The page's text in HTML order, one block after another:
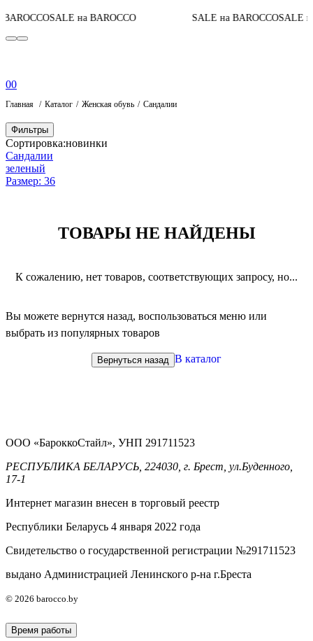
SALE на BAROCCO SALE на BAROCCOSALE на
00
Главная Каталог Женская обувь Сандалии
Фильтры
Сортировка:новинки
Сандалии
зеленый
Размер: 36
ТОВАРЫ НЕ НАЙДЕНЫ
К сожалению, нет товаров, соответствующих запросу, но...
Вы можете вернутся назад, воспользоваться меню или
выбрать из популярных товаров
Вернуться назад В каталог
ООО «БароккоСтайл», УНП 291711523
РЕСПУБЛИКА БЕЛАРУСЬ, 224030, г. Брест, ул.Буденного,
17-1
Интернет магазин внесен в торговый реестр
Республики Беларусь 4 января 2022 года
Свидетельство о государственной регистрации №291711523
выдано Администрацией Ленинского р-на г.Бреста
© 2026 barocco.by
Время работы